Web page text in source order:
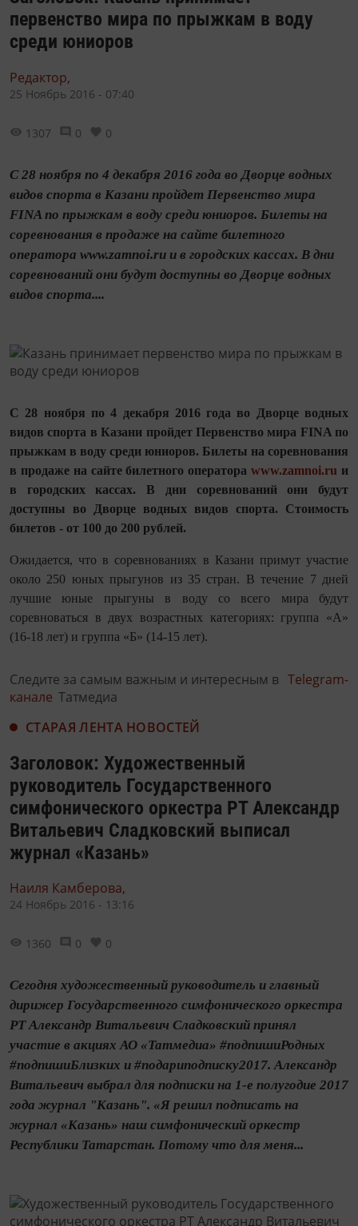
первенство мира по прыжкам в воду
среди юниоров
Редактор,
25 Ноябрь 2016 - 07:40
1307 0 0
С 28 ноября по 4 декабря 2016 года во Дворце водных
видов спорта в Казани пройдет Первенство мира
FINA по прыжкам в воду среди юниоров. Билеты на
соревнования в продаже на сайте билетного
оператора www.zamnoi.ru и в городских кассах. В дни
соревнований они будут доступны во Дворце водных
видов спорта....
С 28 ноября по 4 декабря 2016 года во Дворце водных
видов спорта в Казани пройдет Первенство мира FINA по
прыжкам в воду среди юниоров. Билеты на соревнования
в продаже на сайте билетного оператораwww.zamnoi.ru и
в городских кассах. В дни соревнований они будут
доступны во Дворце водных видов спорта. Стоимость
билетов - от 100 до 200 рублей.
Ожидается, что в соревнованиях в Казани примут участие
около 250 юных прыгунов из 35 стран. В течение 7 дней
лучшие юные прыгуны в воду со всего мира будут
соревноваться в двух возрастных категориях: группа «А»
(16-18 лет) и группа «Б» (14-15 лет).
Следите за самым важным и интересным в Telegram-
канале Татмедиа
СТАРАЯ ЛЕНТА НОВОСТЕЙ
Заголовок: Художественный
руководитель Государственного
симфонического оркестра РТ Александр
Витальевич Сладковский выписал
журнал «Казань»
Наиля Камберова,
24 Ноябрь 2016 - 13:16
1360 0 0
Сегодня художественный руководитель и главный
дирижер Государственного симфонического оркестра
РТ Александр Витальевич Сладковский принял
участие в акциях АО «Татмедиа» #подпишиРодных
#подпишиБлизких и #подариподписку2017. Александр
Витальевич выбрал для подписки на 1-е полугодие 2017
года журнал "Казань". «Я решил подписать на
журнал «Казань» наш симфонический оркестр
Республики Татарстан. Потому что для меня...